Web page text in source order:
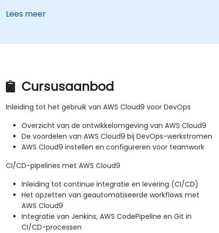
Lees meer
Cursusaanbod
Inleiding tot het gebruik van AWS Cloud9 voor DevOps
Overzicht van de ontwikkelomgeving van AWS Cloud9
De voordelen van AWS Cloud9 bij DevOps-werkstromen
AWS Cloud9 instellen en configureren voor teamwork
CI/CD-pipelines met AWS Cloud9
Inleiding tot continue integratie en levering (CI/CD)
Het opzetten van geautomatiseerde workflows met
AWS Cloud9
Integratie van Jenkins, AWS CodePipeline en Git in
CI/CD-processen